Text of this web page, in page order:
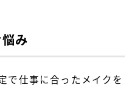
み
で仕事に合ったメイクを